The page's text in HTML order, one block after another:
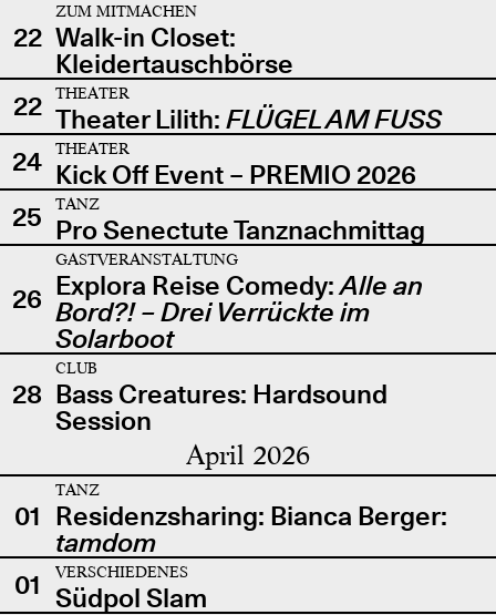
22
ZUM MITMACHEN
Walk-in Closet:
Kleidertauschbörse
22
THEATER
Theater Lilith: FLÜGEL AM FUSS
24
THEATER
Kick Off Event – PREMIO 2026
25
TANZ
Pro Senectute Tanznachmittag
26
GASTVERANSTALTUNG
Explora Reise Comedy:Alle an
Bord?! – Drei Verrückte im
Solarboot
28
CLUB
Bass Creatures: Hardsound
Session
April 2026
01
TANZ
Residenzsharing: Bianca Berger:
tamdom
01
VERSCHIEDENES
Südpol Slam